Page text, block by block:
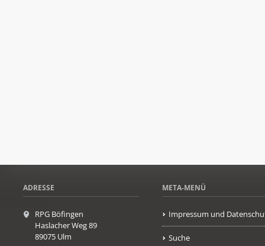
ADRESSE
RPG Böfingen
Haslacher Weg 89
89075 Ulm
META-MENÜ
Impressum und
Suche